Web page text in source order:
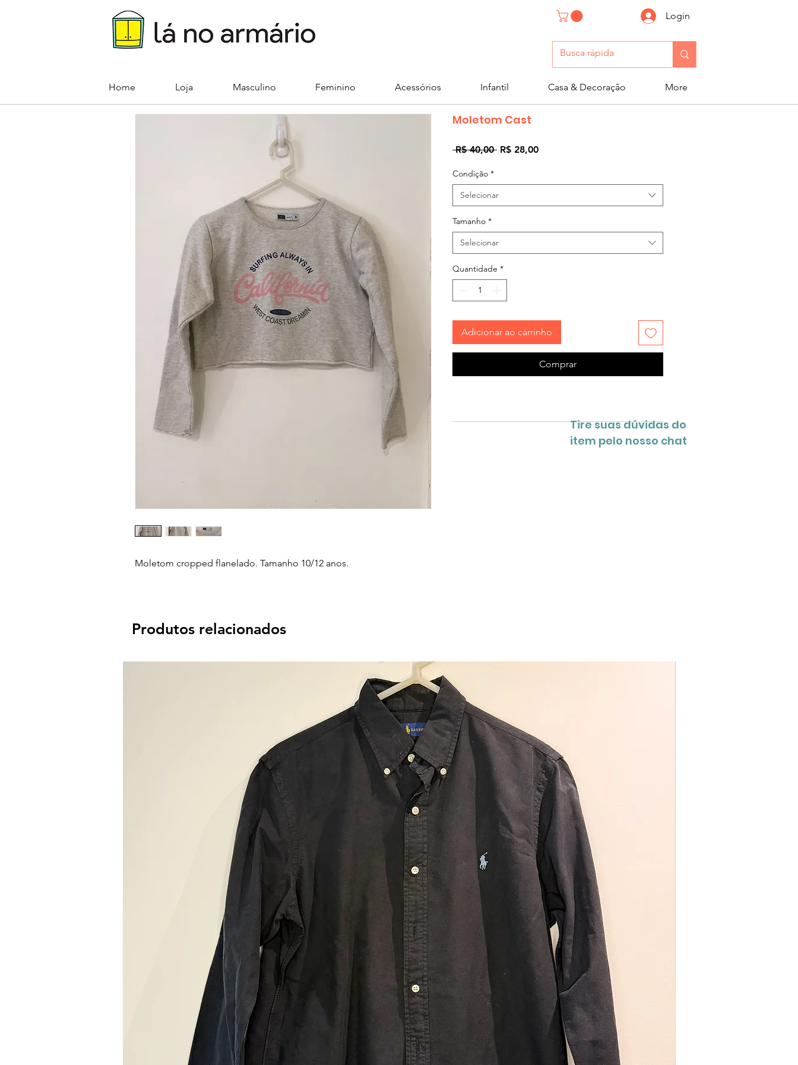
Login
Home Loja Masculino Feminino Acessórios Infantil Casa & Decoração More
Moletom cropped flanelado. Tamanho 10/12 anos.
Moletom Cast
R$ 40,00 Preço
R$ 28,00Preço
Condição *
Selecionar
Tamanho *
Selecionar
Quantidade *
Adicionar ao carrinho
Comprar
Tire suas dúvidas do
item pelo nosso chat
Produtos relacionados